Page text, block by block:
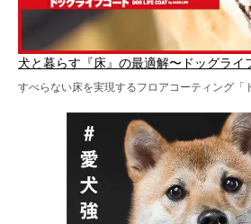
犬と暮らす『床』の最適解〜ドッグライ
すべらない床を実現するフロアコーティング「